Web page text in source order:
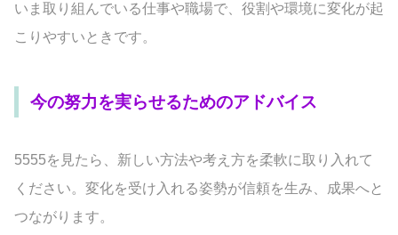
いま取り組んでいる仕事や職場で、役割や環境に変化が起
こりやすいときです。
今の努力を実らせるためのアドバイス
5555を見たら、新しい方法や考え方を柔軟に取り入れて
ください。変化を受け入れる姿勢が信頼を生み、成果へと
つながります。